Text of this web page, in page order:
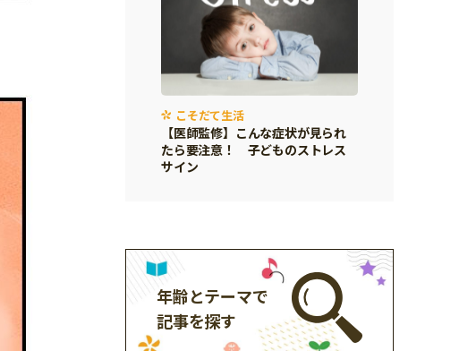
こそだて生活
【医師監修】こんな症状が見られ
たら要注意！ 子どものストレス
サイン
年齢とテーマで
記事を探す